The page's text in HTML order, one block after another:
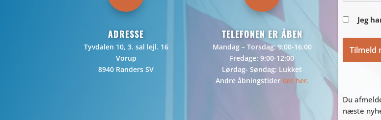
ADRESSE
Tyvdalen 10, 3. sal lejl. 16
Vorup
8940 Randers SV
TELEFONEN ER ÅBEN
Mandag – Torsdag: 9:00-16:00
Fredage: 9:00-12:00
Lørdag- Søndag: Lukket
Andre åbningstider læs her.
Jeg
Du
næste